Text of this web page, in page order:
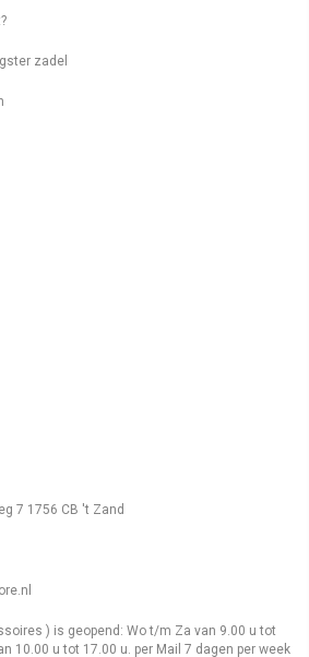
zadel
7 1756 CB 't Zand
) is geopend: Wo t/m Za van 9.00 u tot
10.00 u tot 17.00 u. per Mail 7 dagen per week